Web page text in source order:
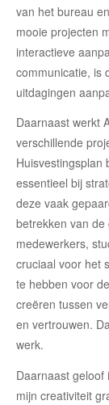
van het bureau
mooie projecten
interactieve
communicatie, is
uitdagingen
Daarnaast werkt
verschillende
Huisvestingsplan
essentieel bij
deze vaak
betrekken van
medewerkers,
cruciaal voor het
te hebben voor
creëren tussen
en vertrouwen.
werk.
Daarnaast geloof
mijn creativiteit